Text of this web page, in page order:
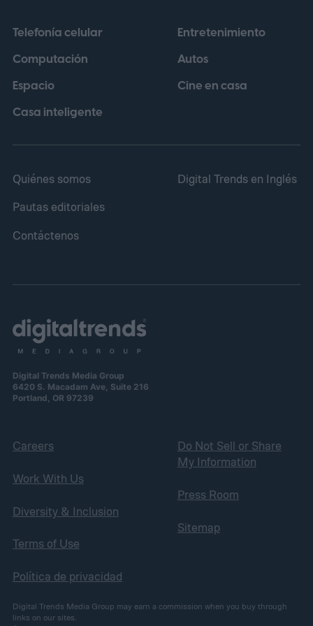
deberán poder retirarse y reemplazarse
con herramientas disponibles
comercialmente a partir del 18 de febrero
de 2027.
Telefonía celular
Computación
Espacio
Casa inteligente
Entretenimiento
Autos
Cine en casa
Quiénes somos
Pautas editoriales
Contáctenos
Digital Trends en Inglés
Digital Trends Media Group
6420 S. Macadam Ave, Suite 216
Portland, OR 97239
Careers
Work With Us
Diversity & Inclusion
Terms of Use
Política de privacidad
Do Not Sell or Share
My Information
Press Room
Sitemap
Digital Trends Media Group may earn a commission when you buy through
links on our sites.